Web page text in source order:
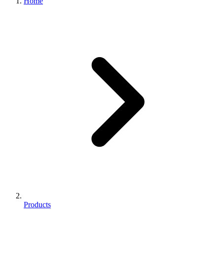
Products